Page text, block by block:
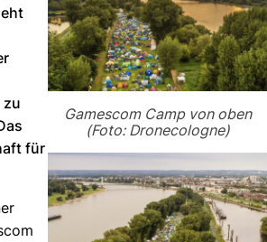
zu
für
Gamescom Camp von oben
(Foto: Dronecologne)